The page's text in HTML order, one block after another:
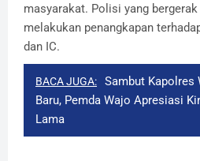
masyarakat. Polisi yang
melakukan penangkapan
dan IC.
BACA JUGA:
Sambut Kapolres
Baru, Pemda Wajo Apresiasi
Lama